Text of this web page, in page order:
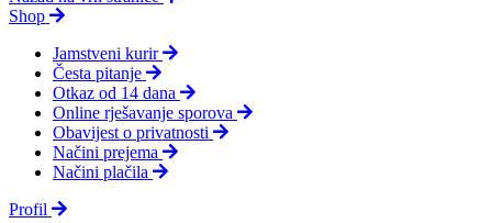
Shop
Jamstveni kurir
Česta pitanje
Otkaz od 14 dana
Online rješavanje sporova
Obavijest o privatnosti
Načini prejema
Načini plačila
Profil